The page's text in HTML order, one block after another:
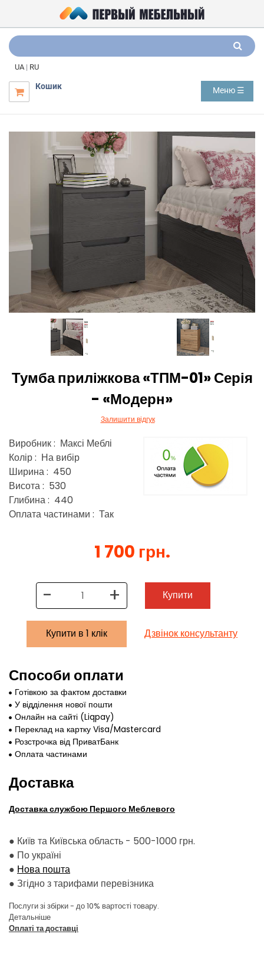
UA | RU

Кошик Меню ☰
Тумба приліжкова «ТПМ-01» Серія
- «Модерн»
Залишити відгук
Виробник : Максі Меблі
Колір : На вибір
Ширина : 450
Висота : 530
Глибина : 440
Оплата частинами : Так
1 700 грн.
- + Купити
Купити в 1 клік Дзвінок консультанту
Способи оплати
Готівкою за фактом доставки
У відділення нової пошти
Онлайн на сайті (Liqpay)
Переклад на картку Visa/Mastercard
Розстрочка від ПриватБанк
Оплата частинами
Доставка
Доставка службою Першого Меблевого
● Київ та Київська область - 500-1000 грн.
● По україні
● Нова пошта
● Згідно з тарифами перевізника
Послуги зі збірки - до 10% вартості товару.
Детальніше
Оплаті та доставці